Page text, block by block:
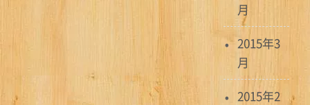
月
2015年3
月
2015年2